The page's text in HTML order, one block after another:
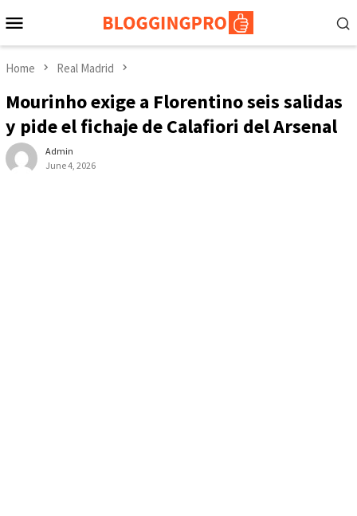
to
Menu
Home Real Madrid
Mourinho exige a Florentino seis salidas
y pide el fichaje de Calafiori del Arsenal
Admin
June 4, 2026